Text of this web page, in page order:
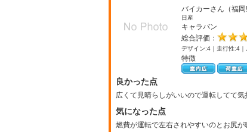
バイカーさん（福岡
日産
キャラバン
総合評価：
デザイン:4｜走行性:4
特徴
良かった点
広くて見晴らしがいいので運転してて
気になった点
燃費が運転で左右されやすいのとお尻が